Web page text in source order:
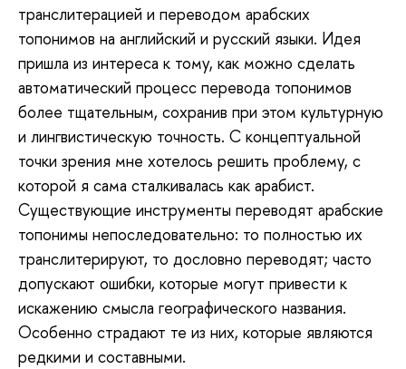
транслитерацией и переводом арабских
топонимов на английский и русский языки. Идея
пришла из интереса к тому, как можно сделать
автоматический процесс перевода топонимов
более тщательным, сохранив при этом культурную
и лингвистическую точность. С концептуальной
точки зрения мне хотелось решить проблему, с
которой я сама сталкивалась как арабист.
Существующие инструменты переводят арабские
топонимы непоследовательно: то полностью их
транслитерируют, то дословно переводят; часто
допускают ошибки, которые могут привести к
искажению смысла географического названия.
Особенно страдают те из них, которые являются
редкими и составными.